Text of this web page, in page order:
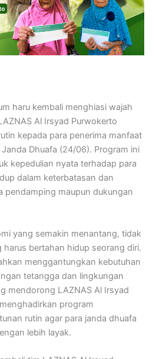
haru kembali menghiasi wajah
Al Irsyad Purwokerto
kepada para penerima manfaat
Dhuafa (24/06). Program ini
kepedulian nyata terhadap para
dalam keterbatasan dan
pendamping maupun dukungan
yang semakin menantang, tidak
harus bertahan hidup seorang diri.
menggantungkan kebutuhan
tetangga dan lingkungan
mendorong LAZNAS Al Irsyad
program
rutin agar para janda dhuafa
lebih layak.